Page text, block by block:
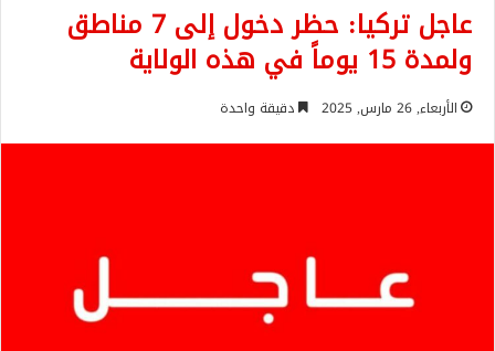
عاجل تركيا: حظر دخول إلى 7 مناطق
ولمدة 15 يوماً في هذه الولاية
الأربعاء, 26 مارس, 2025 دقيقة واحدة